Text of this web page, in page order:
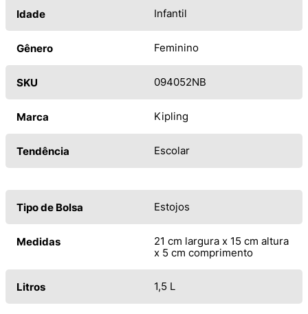
Idade Infantil
Gênero Feminino
SKU 094052NB
Marca Kipling
Tendência Escolar
Tipo de Bolsa Estojos
Medidas
21 cm largura x 15 cm altura
x 5 cm comprimento
Litros 1,5 L